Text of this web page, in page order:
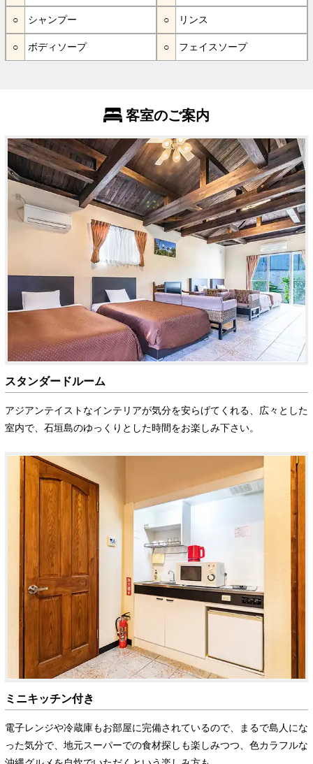
シャンプー リンス
ボディソープ フェイスソープ
客室のご案内
スタンダードルーム
アジアンテイストなインテリアが気分を安らげてくれる、広々とした
室内で、石垣島のゆっくりとした時間をお楽しみ下さい。
ミニキッチン付き
電子レンジや冷蔵庫もお部屋に完備されているので、まるで島人にな
った気分で、地元スーパーでの食材探しも楽しみつつ、色カラフルな